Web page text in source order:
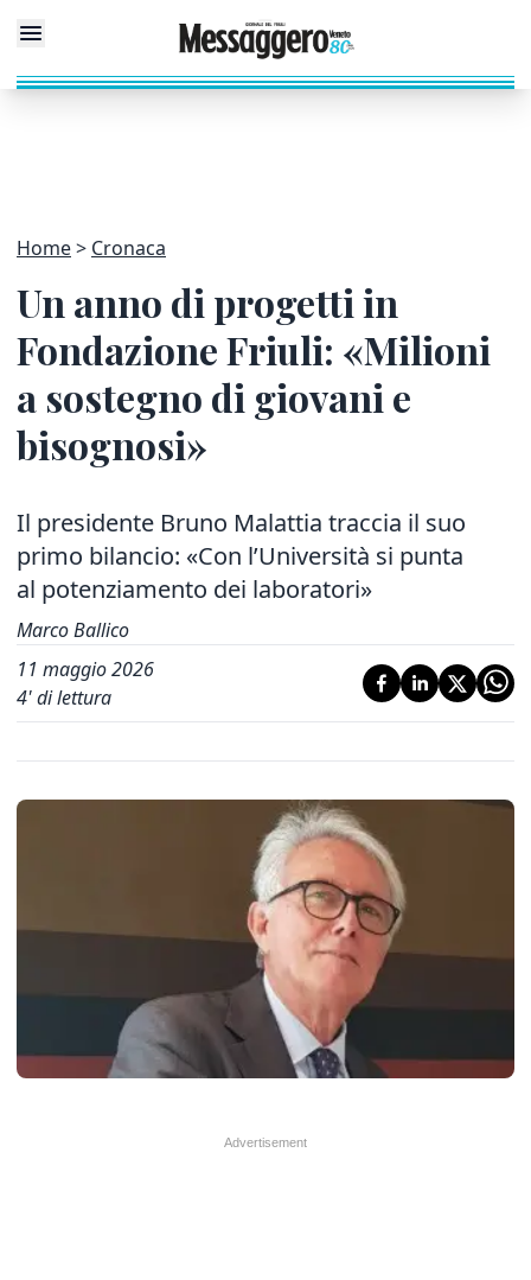
Home Cronaca
Un anno di progetti in
Fondazione Friuli: «Milioni
a sostegno di giovani e
bisognosi»
Il presidente Bruno Malattia traccia il suo
primo bilancio: «Con l’Università si punta
al potenziamento dei laboratori»
Marco Ballico
11 maggio 2026
4' di lettura